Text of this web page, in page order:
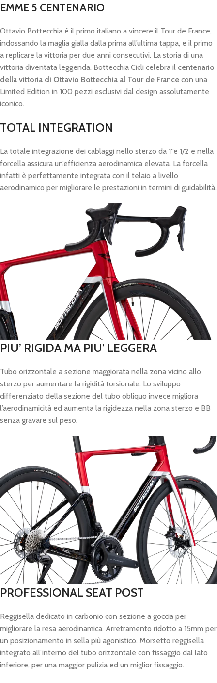
EMME 5 CENTENARIO
Ottavio Bottecchia è il primo italiano a vincere il Tour de France,
indossando la maglia gialla dalla prima all’ultima tappa, e il primo
a replicare la vittoria per due anni consecutivi. La storia di una
vittoria diventata leggenda. Bottecchia Cicli celebra il centenario
della vittoria di Ottavio Bottecchia al Tour de France con una
Limited Edition in 100 pezzi esclusivi dal design assolutamente
iconico.
TOTAL INTEGRATION
La totale integrazione dei cablaggi nello sterzo da 1”e 1/2 e nella
forcella assicura un’efficienza aerodinamica elevata. La forcella
infatti è perfettamente integrata con il telaio a livello
aerodinamico per migliorare le prestazioni in termini di guidabilità.
PIU’ RIGIDA MA PIU’ LEGGERA
Tubo orizzontale a sezione maggiorata nella zona vicino allo
sterzo per aumentare la rigidità torsionale. Lo sviluppo
differenziato della sezione del tubo obliquo invece migliora
l’aerodinamicità ed aumenta la rigidezza nella zona sterzo e BB
senza gravare sul peso.
PROFESSIONAL SEAT POST
Reggisella dedicato in carbonio con sezione a goccia per
migliorare la resa aerodinamica. Arretramento ridotto a 15mm per
un posizionamento in sella più agonistico. Morsetto reggisella
integrato all’interno del tubo orizzontale con fissaggio dal lato
inferiore, per una maggior pulizia ed un miglior fissaggio.